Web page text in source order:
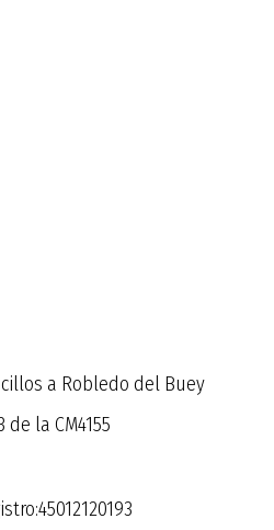
a Robledo del Buey
de la CM4155